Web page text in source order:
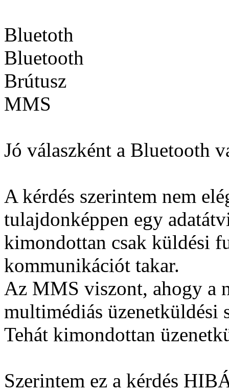
Bluetoth
Bluetooth
Brútusz
MMS
Jó válaszként a Bluetooth
A kérdés szerintem nem
tulajdonképpen egy
kimondottan csak küldési
kommunikációt takar.
Az MMS viszont, ahogy a
multimédiás üzenetküldési
Tehát kimondottan
Szerintem ez a kérdés